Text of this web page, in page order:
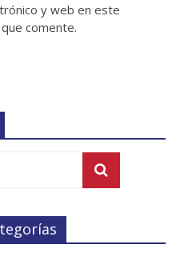
y web en este
comente.